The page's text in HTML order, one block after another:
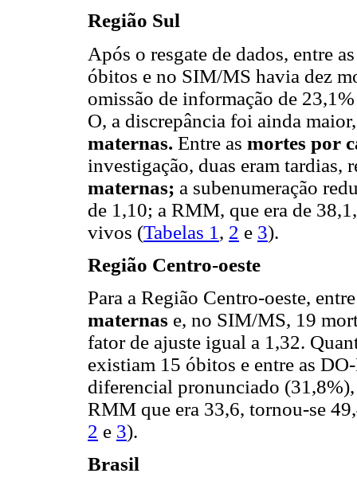
Região Sul
Após o resgate de dados, entre
óbitos e no SIM/MS havia dez
omissão de informação de
O, a discrepância foi ainda
maternas. Entre as mortes por
investigação, duas eram tardias,
maternas; a subenumeração
de 1,10; a RMM, que era de
vivos (Tabelas 1 , 2 e 3).
Região Centro-oeste
Para a Região Centro-oeste,
maternas e, no SIM/MS, 19
fator de ajuste igual a 1,32.
existiam 15 óbitos e entre as
diferencial pronunciado
RMM que era 33,6, tornou-se
2 e 3).
Brasil